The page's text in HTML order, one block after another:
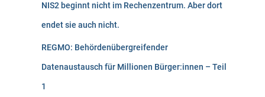
NIS2 beginnt nicht im Rechenzentrum. Aber dort
endet sie auch nicht.
REGMO: Behördenübergreifender
Datenaustausch für Millionen Bürger:innen – Teil
1